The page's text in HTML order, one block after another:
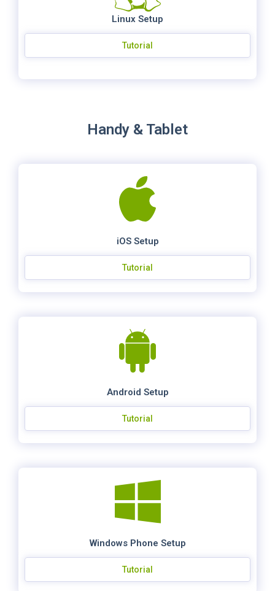
Linux Setup
Tutorial
Handy & Tablet
iOS Setup
Tutorial
Android Setup
Tutorial
Windows Phone Setup
Tutorial